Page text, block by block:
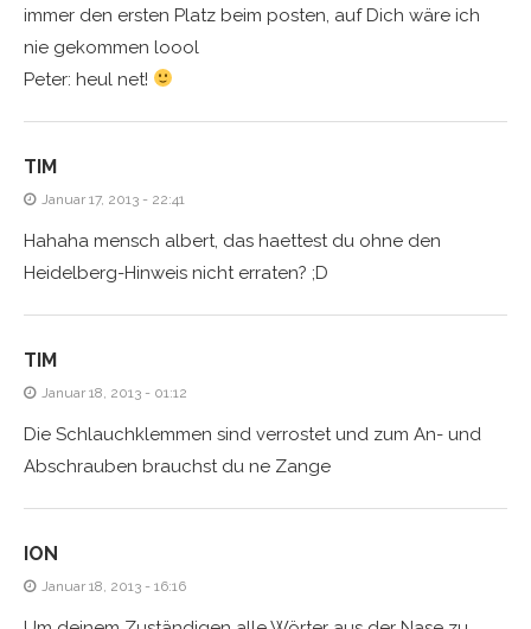
immer den ersten Platz beim posten, auf Dich wäre ich
nie gekommen loool
Peter: heul net!
TIM
Januar 17, 2013 - 22:41
Hahaha mensch albert, das haettest du ohne den
Heidelberg-Hinweis nicht erraten? ;D
TIM
Januar 18, 2013 - 01:12
Die Schlauchklemmen sind verrostet und zum An- und
Abschrauben brauchst du ne Zange
ION
Januar 18, 2013 - 16:16